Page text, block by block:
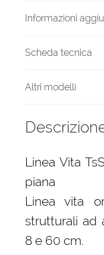
Informazioni
Scheda tecnica
Altri modelli
Linea Vita
piana
Linea vita
strutturali ad
8 e 60 cm.